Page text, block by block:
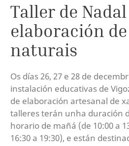
Taller de
elaboración
naturais
Os días 26, 27 e 28 de
instalación educativas de
de elaboración artesanal de
talleres terán unha duración
horario de mañá (de 10:00 a
16:30 a 19:30), e están